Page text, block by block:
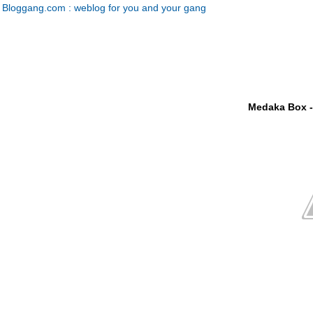
Bloggang.com : weblog for you and your gang
Medaka Box